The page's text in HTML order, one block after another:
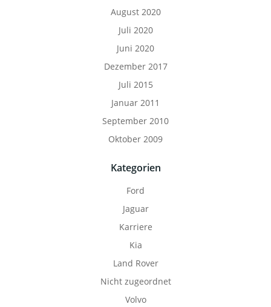
August 2020
Juli 2020
Juni 2020
Dezember 2017
Juli 2015
Januar 2011
September 2010
Oktober 2009
Kategorien
Ford
Jaguar
Karriere
Kia
Land Rover
Nicht zugeordnet
Volvo